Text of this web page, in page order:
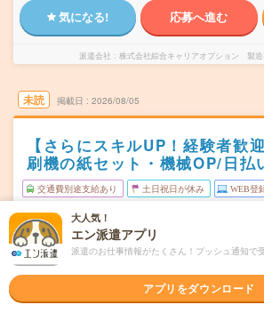
気になる! 応募へ進む
派遣会社 株式会社綜合キャリアオプション 製造
未読 掲載日 2026/08/05
【さらにスキルUP！経験者歓
刷機の紙セット・機械OP/日払
交通費別途支給あり 土日祝日が休み WEB登
勤務地
三重県松阪市
東松阪駅から車10分
曜日頻度
08:30～17:30
大人気！
エン派遣アプリ
派遣のお仕事情報がたくさん！プッシュ通知で
アプリをダウンロード